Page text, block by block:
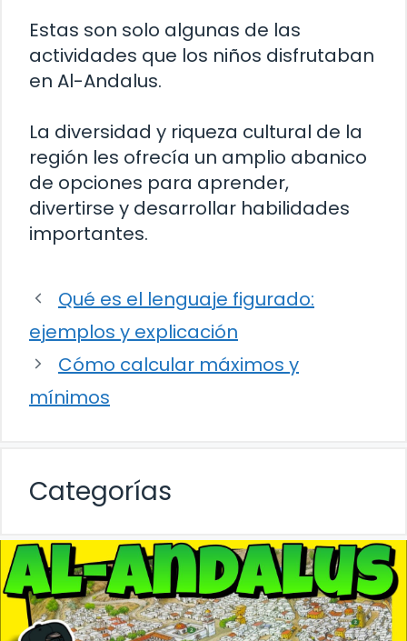
Estas son solo algunas de las
actividades que los niños disfrutaban
en Al-Andalus.
La diversidad y riqueza cultural de la
región les ofrecía un amplio abanico
de opciones para aprender,
divertirse y desarrollar habilidades
importantes.
Qué es el lenguaje figurado:
ejemplos y explicación
Cómo calcular máximos y
mínimos
Categorías